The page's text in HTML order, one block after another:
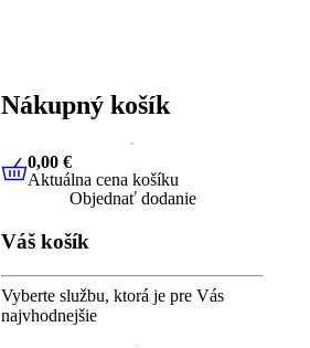
Nákupný košík
0,00 €Aktuálna cena košíku
0,00 €
Aktuálna cena košíku
Objednať dodanie
Váš košík
Vyberte službu, ktorá je pre Vás
najvhodnejšie